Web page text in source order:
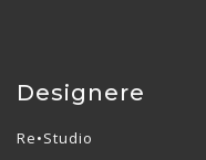
Designere
Re•Studio